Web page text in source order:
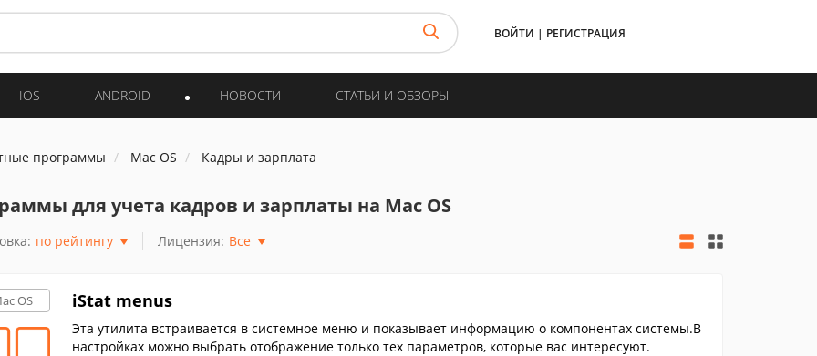
ВОЙТИ | РЕГИСТРАЦИЯ
IOS ANDROID НОВОСТИ СТАТЬИ И ОБЗОРЫ
программы Mac OS Кадры и зарплата
для учета кадров и зарплаты на Mac OS
по рейтингу Лицензия: Все
OS iStat menus
Эта утилита встраивается в системное меню и показывает информацию о компонентах системы.В
настройках можно выбрать отображение только тех параметров, которые вас интересуют.